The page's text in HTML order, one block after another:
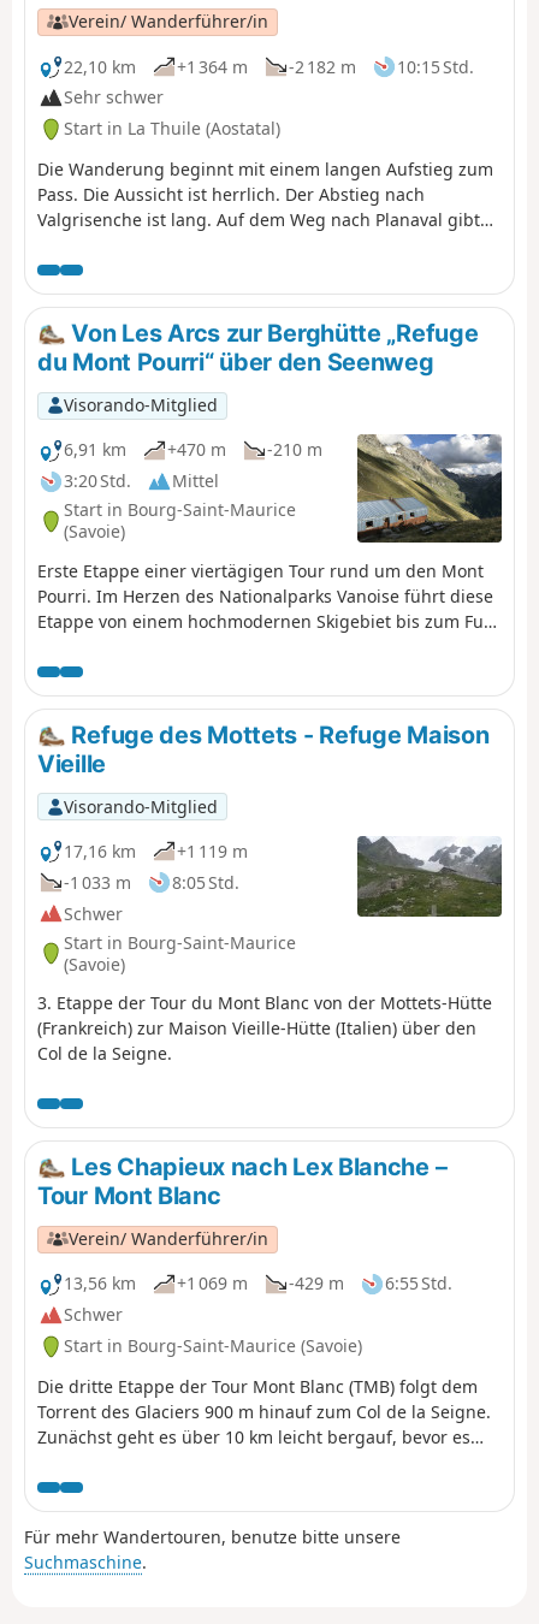
Verein/ Wanderführer/in
22,10 km
+1 364 m -2 182 m
10:15 Std.
Sehr schwer
Start in La Thuile (Aostatal)
Die Wanderung beginnt mit einem langen Aufstieg zum
Pass. Die Aussicht ist herrlich. Der Abstieg nach
Valgrisenche ist lang. Auf dem Weg nach Planaval gibt
die das Geschäft ihrer Eltern übernommen haben. Dort
kann man eine angenehme Zeit verbringen, während
man auf das Ende der Wanderung im Talgrund wartet.
Von Les Arcs zur Berghütte „Refuge
du Mont Pourri“ über den Seenweg
Visorando-Mitglied
6,91 km
+470 m
-210 m
3:20 Std.
Mittel
Start in Bourg-Saint-Maurice
(Savoie)
Erste Etappe einer viertägigen Tour rund um den Mont
Pourri. Im Herzen des Nationalparks Vanoise führt diese
Etappe von einem hochmodernen Skigebiet bis zum Fuß
Atemberaubender Blick auf Bellecôte (Nordwand), den
Aliet und seinen herrlichen Schuttkegel sowie auf die
Grande Motte und das Tal von Plan de la Plagne.
Refuge des Mottets - Refuge Maison
Vieille
Visorando-Mitglied
17,16 km
+1 119 m
-1 033 m
8:05 Std.
Schwer
Start in Bourg-Saint-Maurice
(Savoie)
3. Etappe der Tour du Mont Blanc von der Mottets-Hütte
(Frankreich) zur Maison Vieille-Hütte (Italien) über den
Col de la Seigne.
Les Chapieux nach Lex Blanche –
Tour Mont Blanc
Verein/ Wanderführer/in
13,56 km
+1 069 m -429 m
6:55 Std.
Schwer
Start in Bourg-Saint-Maurice (Savoie)
Die dritte Etappe der Tour Mont Blanc (TMB) folgt dem
Torrent des Glaciers 900 m hinauf zum Col de la Seigne.
Zunächst geht es über 10 km leicht bergauf, bevor es
TMB ist ein klassischer Fernwanderweg, der um den
Mont Blanc herumführt, von Frankreich nach Italien und
durch die Schweiz verläuft, bevor er wieder nach
Frankreich zurückkehrt.
Für mehr Wandertouren, benutze bitte unsere
Suchmaschine.